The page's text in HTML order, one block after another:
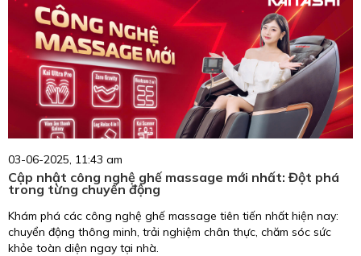
03-06-2025, 11:43 am
Cập nhật công nghệ ghế massage mới nhất: Đột phá
trong từng chuyển động
Khám phá các công nghệ ghế massage tiên tiến nhất hiện nay:
chuyển động thông minh, trải nghiệm chân thực, chăm sóc sức
khỏe toàn diện ngay tại nhà.